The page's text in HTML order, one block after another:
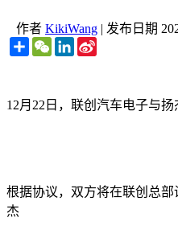
作者 KikiWang | 发布日期
ShareWeChatLinkedIn
12月22日，联创汽车电子与
根据协议，双方将在联创总
杰